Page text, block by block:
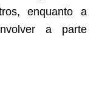
enquanto a
a parte